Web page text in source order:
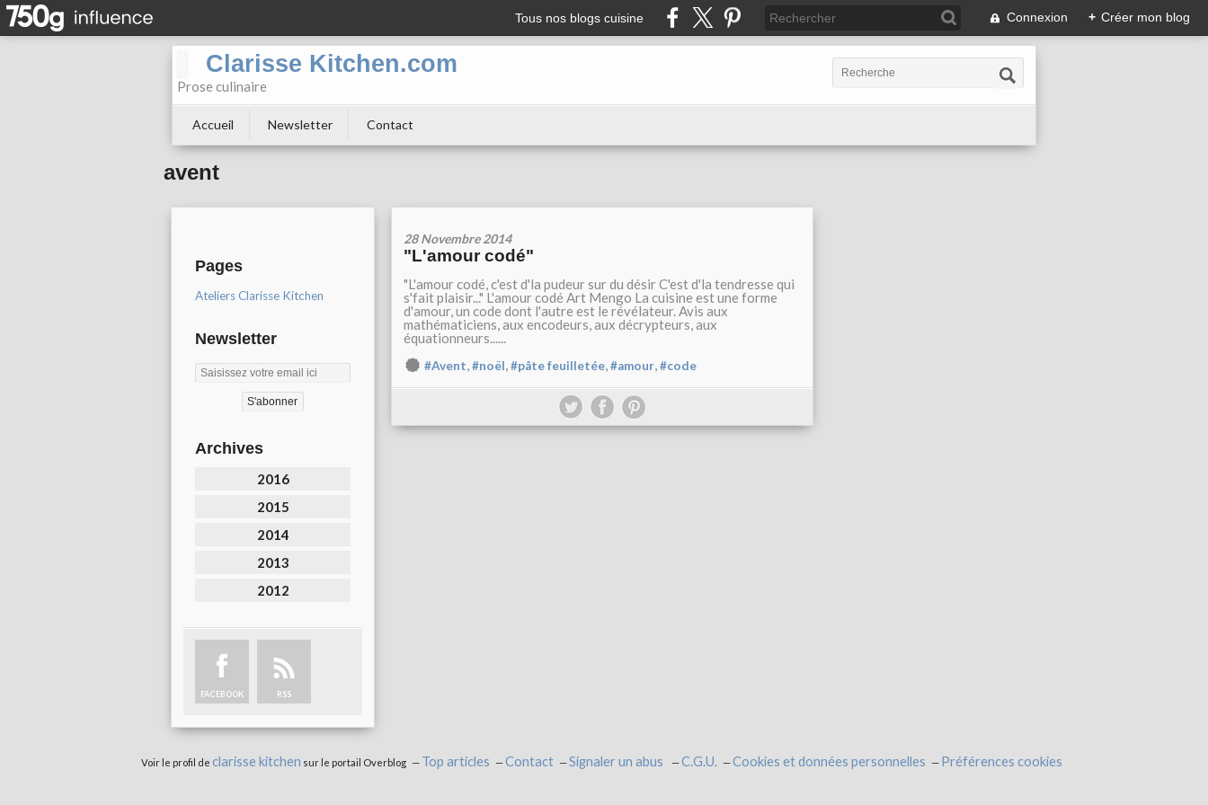
Tous nos blogs cuisine Connexion + Créer mon blog
Clarisse Kitchen.com
Prose culinaire
Accueil Newsletter Contact
avent
Pages
Ateliers Clarisse Kitchen
Newsletter
Archives
2016
2015
2014
2013
2012
FACEBOOK RSS
28 Novembre 2014
"L'amour codé"
"L'amour codé, c'est d'la pudeur sur du désir C'est d'la tendresse qui
s'fait plaisir..." L'amour codé Art Mengo La cuisine est une forme
d'amour, un code dont l'autre est le révélateur. Avis aux
mathématiciens, aux encodeurs, aux décrypteurs, aux
équationneurs......
#Avent,#noël,#pâte feuilletée,#amour,#code
Voir le profil de clarisse kitchen sur le portail Overblog Top articles Contact Signaler un abus C.G.U. Cookies et données personnelles Préférences cookies